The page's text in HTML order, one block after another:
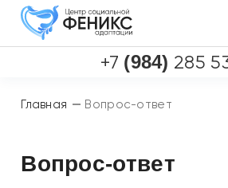
+7 (984) 285
Главная Вопрос-ответ
Вопрос-ответ